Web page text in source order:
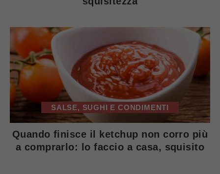
SALSE, SUGHI E CONDIMENTI
Quando finisce il ketchup non corro più
a comprarlo: lo faccio a casa, squisito